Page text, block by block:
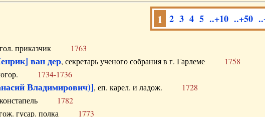
1 2 3 4 5 ..+10 ..+50
приказчик 1763
ван дер, секретарь ученого собрания в г. Гарлеме 1758
1734-1736
Владимирович)], еп. карел. и ладож. 1728
1782
гусар. полка 1773